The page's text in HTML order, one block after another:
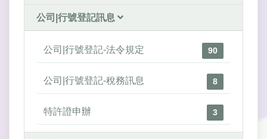
公司|行號登記訊息
公司|行號登記-法令規定 90
公司|行號登記-稅務訊息 8
特許證申辦 3